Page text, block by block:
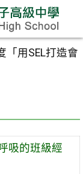
「用SEL打造會
吸的班級經